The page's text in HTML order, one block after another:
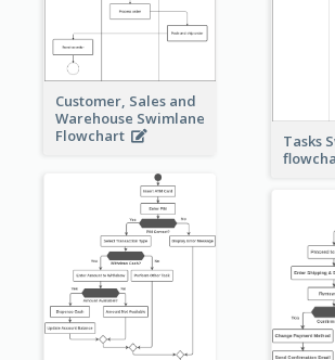
Customer, Sales and
Warehouse Swimlane
Flowchart
Tasks